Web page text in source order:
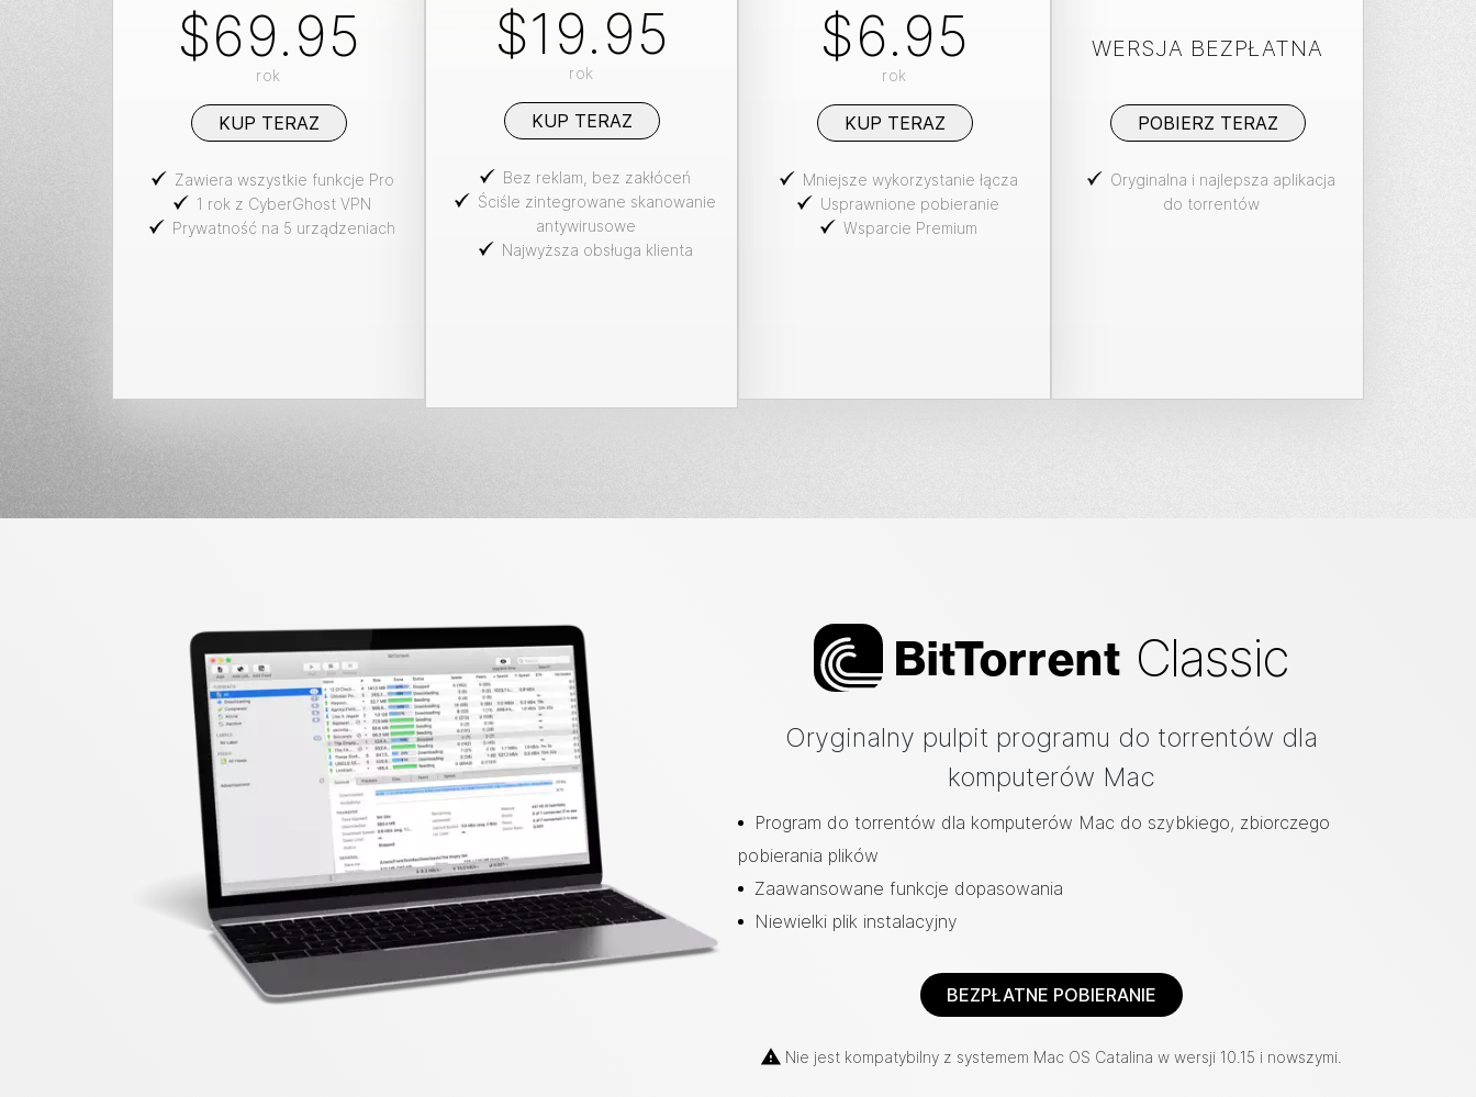
$69.95
rok
KUP TERAZ
Zawiera wszystkie funkcje Pro
1 rok z CyberGhost VPN
Prywatność na 5 urządzeniach
$19.95
rok
KUP TERAZ
Bez reklam, bez zakłóceń
Ściśle zintegrowane skanowanie
antywirusowe
Najwyższa obsługa klienta
$6.95
rok
KUP TERAZ
Mniejsze wykorzystanie łącza
Usprawnione pobieranie
Wsparcie Premium
WERSJA BEZPŁATNA
POBIERZ TERAZ
Oryginalna i najlepsza aplikacja
do torrentów
BitTorrent Classic
Oryginalny pulpit programu do torrentów dla
komputerów Mac
Program do torrentów dla komputerów Mac do szybkiego, zbiorczego
pobierania plików
Zaawansowane funkcje dopasowania
Niewielki plik instalacyjny
BEZPŁATNE POBIERANIE
Nie jest kompatybilny z systemem Mac OS Catalina w wersji 10.15 i nowszymi.